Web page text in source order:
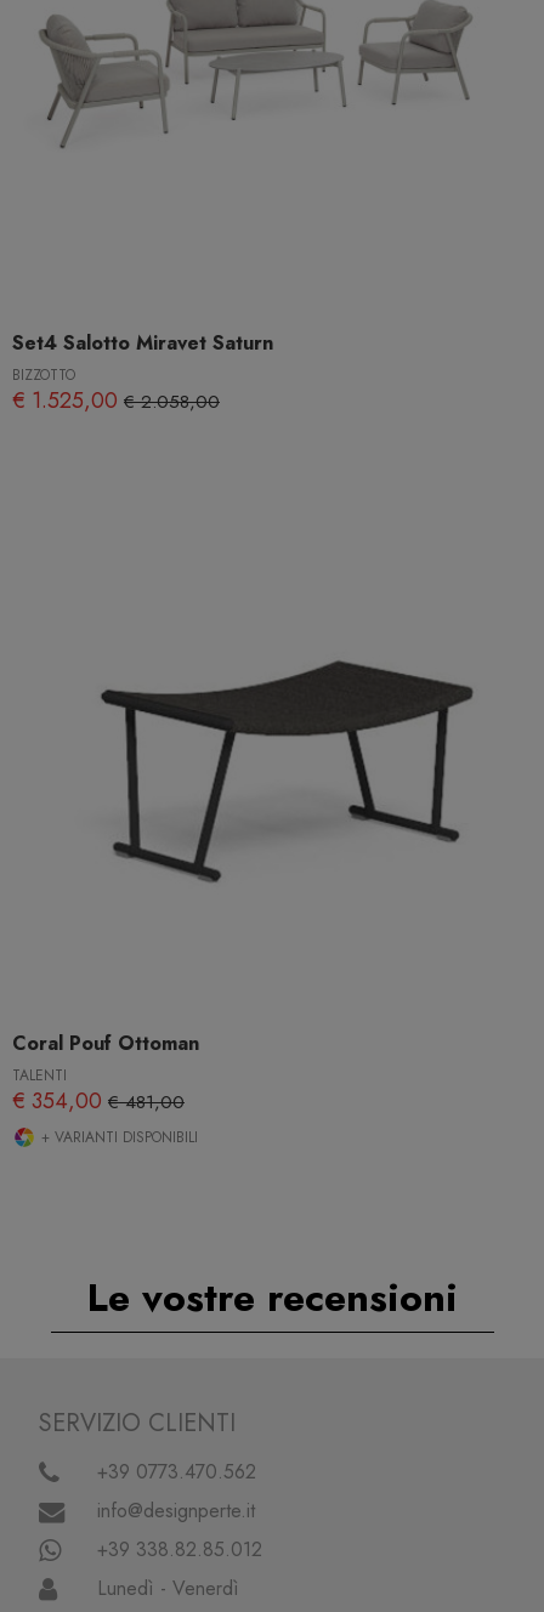
Set4 Salotto Miravet Saturn
BIZZOTTO
€ 1.525,00 € 2.058,00
Coral Pouf Ottoman
TALENTI
€ 354,00 € 481,00
+ VARIANTI DISPONIBILI
Le vostre recensioni
SERVIZIO CLIENTI
+39 0773.470.562
info@designperte.it
+39 338.82.85.012
Lunedì - Venerdì